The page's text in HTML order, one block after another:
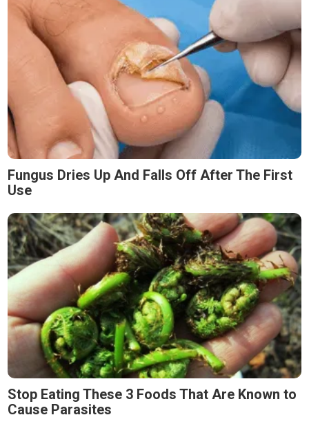
Fungus Dries Up And Falls Off After The First
Use
Stop Eating These 3 Foods That Are Known to
Cause Parasites